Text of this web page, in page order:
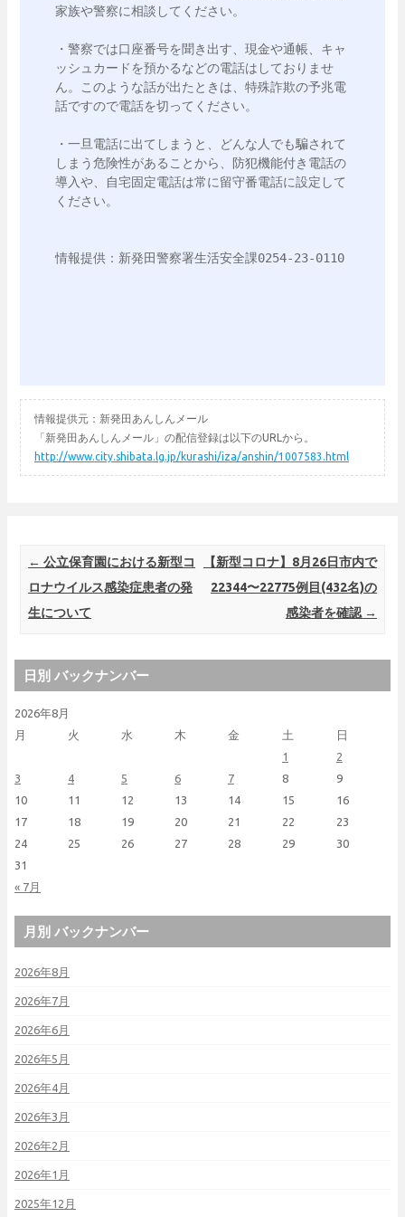
家族や警察に相談してください。
・警察では口座番号を聞き出す、現金や通帳、キャ
ッシュカードを預かるなどの電話はしておりませ
ん。このような話が出たときは、特殊詐欺の予兆電
話ですので電話を切ってください。
・一旦電話に出てしまうと、どんな人でも騙されて
しまう危険性があることから、防犯機能付き電話の
導入や、自宅固定電話は常に留守番電話に設定して
ください。
情報提供：新発田警察署生活安全課0254-23-0110
情報提供元：新発田あんしんメール
「新発田あんしんメール」の配信登録は以下のURLから。
http://www.city.shibata.lg.jp/kurashi/iza/anshin/1007583.html
Post navigation
← 公立保育園における新型コ
ロナウイルス感染症患者の発
生について
【新型コロナ】8月26日市内で
22344〜22775例目(432名)の
感染者を確認 →
日別 バックナンバー
2026年8月
月
火 水 木 金 土 日
« 7月
1
2
3
4 5 6 7 8
9
10
11 12 13 14 15
16
17
18 19 20 21 22
23
24
25 26 27 28 29
30
31
月別 バックナンバー
2026年8月
2026年7月
2026年6月
2026年5月
2026年4月
2026年3月
2026年2月
2026年1月
2025年12月